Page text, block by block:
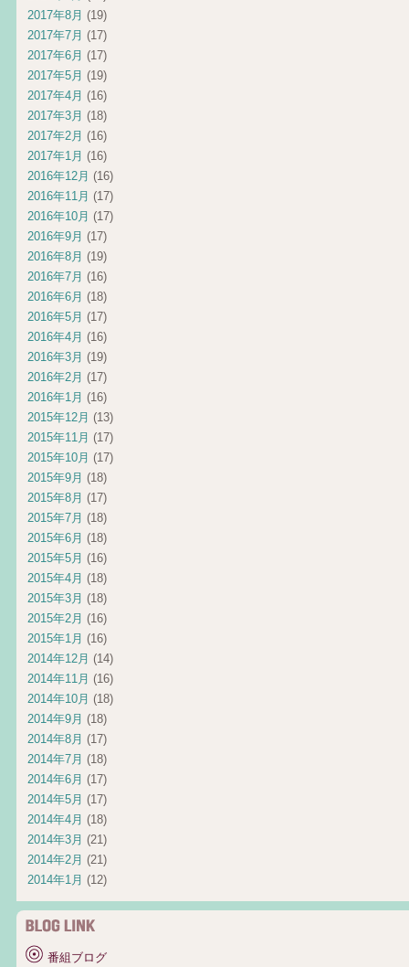
2017年8月 (19)
2017年7月 (17)
2017年6月 (17)
2017年5月 (19)
2017年4月 (16)
2017年3月 (18)
2017年2月 (16)
2017年1月 (16)
2016年12月 (16)
2016年11月 (17)
2016年10月 (17)
2016年9月 (17)
2016年8月 (19)
2016年7月 (16)
2016年6月 (18)
2016年5月 (17)
2016年4月 (16)
2016年3月 (19)
2016年2月 (17)
2016年1月 (16)
2015年12月 (13)
2015年11月 (17)
2015年10月 (17)
2015年9月 (18)
2015年8月 (17)
2015年7月 (18)
2015年6月 (18)
2015年5月 (16)
2015年4月 (18)
2015年3月 (18)
2015年2月 (16)
2015年1月 (16)
2014年12月 (14)
2014年11月 (16)
2014年10月 (18)
2014年9月 (18)
2014年8月 (17)
2014年7月 (18)
2014年6月 (17)
2014年5月 (17)
2014年4月 (18)
2014年3月 (21)
2014年2月 (21)
2014年1月 (12)
番組ブログ